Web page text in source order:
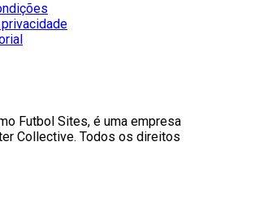
Futbol Sites, é uma empresa
Collective. Todos os direitos